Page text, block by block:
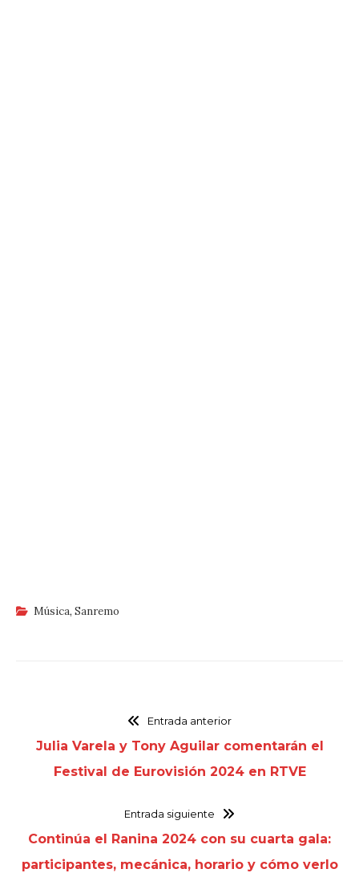
Música, Sanremo
Entrada anterior
Julia Varela y Tony Aguilar comentarán el
Festival de Eurovisión 2024 en RTVE
Entrada siguiente
Continúa el Ranina 2024 con su cuarta gala:
participantes, mecánica, horario y cómo verlo